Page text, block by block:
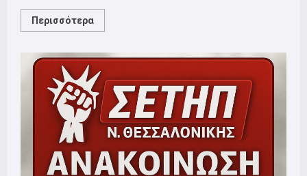
Περισσότερα
more
ΣΤΗ
10/2
–
ΟΧΙ
ΣΤΙΣ
ΑΠΟΛΥΣΕΙΣ